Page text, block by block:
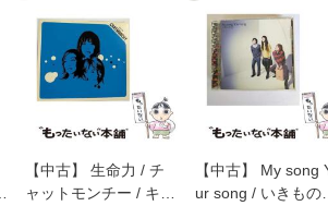
【中古】 生命力 / チ
ャットモンチー / キュ
【中古】 My song
ur song / いきものが